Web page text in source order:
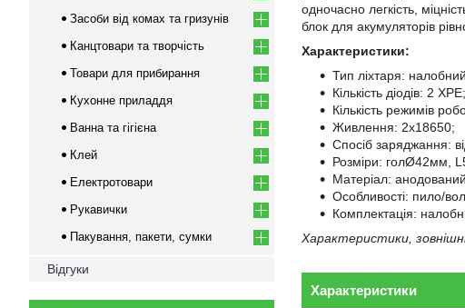
одночасно легкість,
блок для акумуляторів
Характеристики:
Тип ліхтаря:
Кількість діодів: 2 XPE;
Кількість режимів
Живлення: 2x18650;
Спосіб заряджання:
Розміри: голØ42мм,
Матеріал:
Особливості: пило/
Комплектація:
Характеристики,
Характеристики
Засоби від комах та гризунів
Канцтовари та творчість
Товари для прибирання
Кухонне приладдя
Ванна та гігієна
Клей
Електротовари
Рукавички
Пакування, пакети, сумки
Відгуки